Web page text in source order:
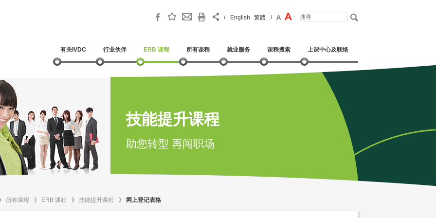
/ English 繁體 /
有关IVDC 行业伙伴 ERB 课程 所有课程 就业服务 课程搜索 上课中心及联络
技能提升课程
助您转型 再闯职场
所有课程 》 ERB 课程 》 技能提升课程 》 网上登记表格